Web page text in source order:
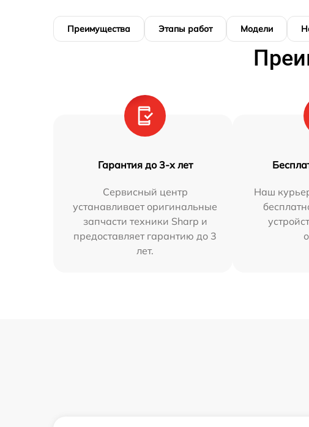
Преимущества Этапы работ Модели
Гарантия до 3-х лет
Сервисный центр
устанавливает оригинальные
запчасти техники Sharp и
предоставляет гарантию до 3
лет.
Наш